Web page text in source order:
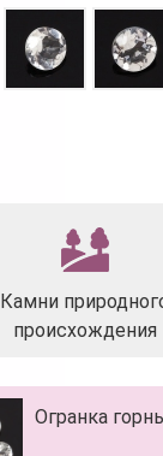
Камни
происхождения
Огранка